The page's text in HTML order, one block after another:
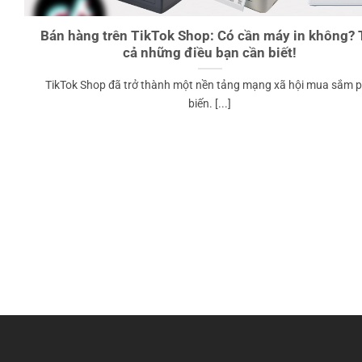
Bán hàng trên TikTok Shop: Có cần máy in không?
cả những điều bạn cần biết!
TikTok Shop đã trở thành một nền tảng mạng xã hội mua sắm
biến. [...]